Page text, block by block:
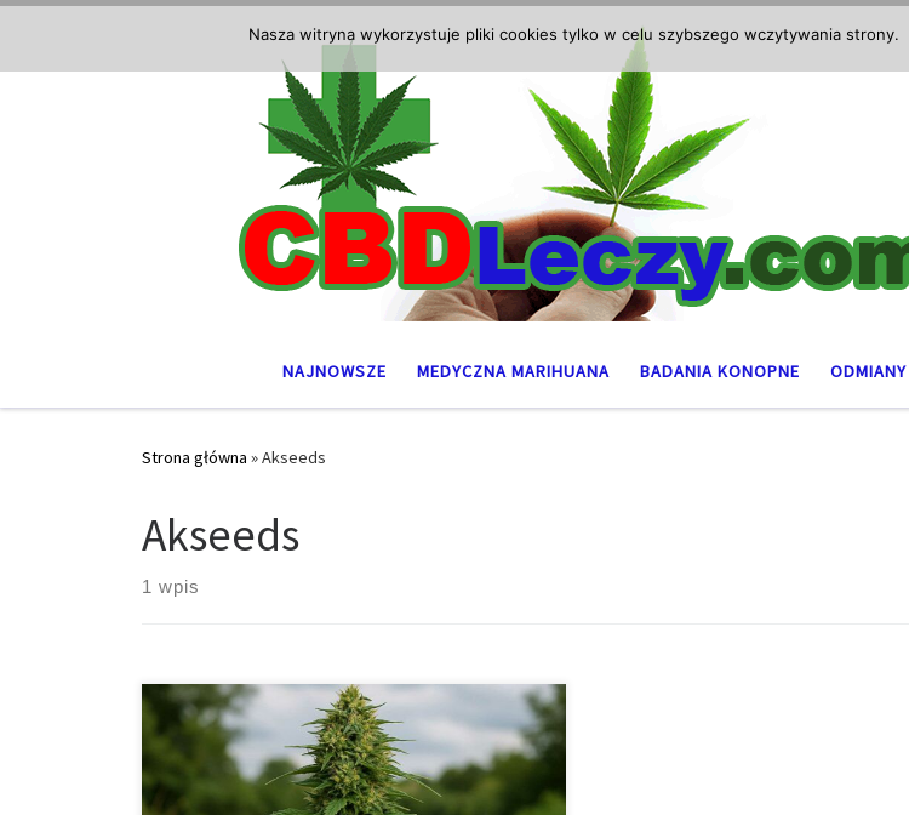
NAJNOWSZE MEDYCZNA MARIHUANA BADANIA KONOPNE
Strona główna »Akseeds
Akseeds
1 wpis
Odmiana Big Poison Automatic to propozycja, która
od lat cieszy się zainteresowaniem hodowców na
całym świecie. Jej największą zaletą jest połączenie
prostoty uprawy z wysoką jakością efektów. Dzięki
Nasza witryna wykorzystuje pliki cookies tylko w celu szybszego wczytywania strony.